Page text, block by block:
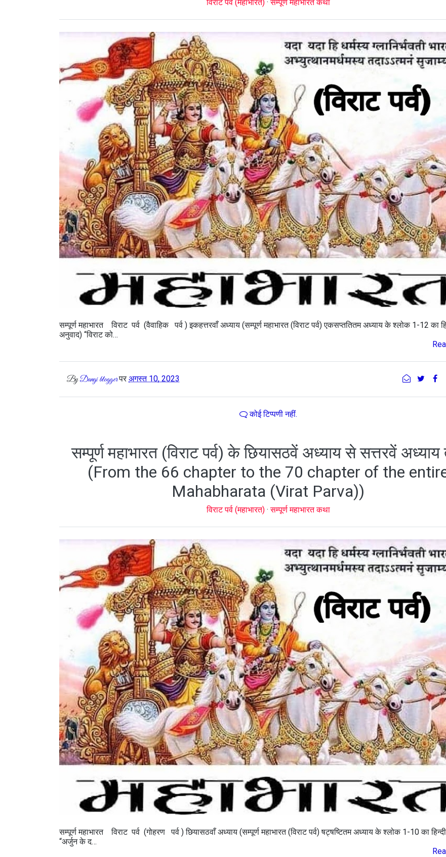
विराट पर्व (महाभारत) ·सम्पूर्ण महाभारत कथा
सम्पूर्ण महाभारत विराट पर्व (वैवाहिक पर्व ) इकहत्तरवाँ अध्याय (सम्पूर्ण महाभारत (विराट पर्व) एकसप्ततितम अध्याय के श्लोक 1-12 का
अनुवाद) “विराट को…
ByDangi bloggerपर अगस्त 10, 2023
कोई टिप्पणी नहीं.
सम्पूर्ण महाभारत (विराट पर्व) के छियासठवें अध्याय से सत्तरवें
(From the 66 chapter to the 70 chapter of the
Mahabharata (Virat Parva))
विराट पर्व (महाभारत) ·सम्पूर्ण महाभारत कथा
सम्पूर्ण महाभारत विराट पर्व (गोहरण पर्व ) छियासठवाँ अध्याय (सम्पूर्ण महाभारत (विराट पर्व) षट्षष्टितम अध्याय के श्लोक 1-10 का
“अर्जुन के द…